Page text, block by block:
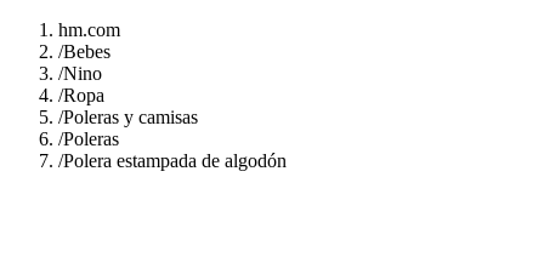
hm.com
/Bebes
/Nino
/Ropa
/Poleras y camisas
/Poleras
/Polera estampada de algodón